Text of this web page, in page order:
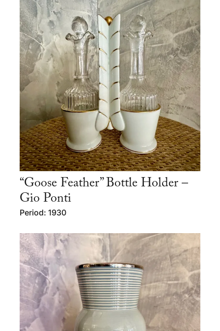
“Goose Feather” Bottle Holder –
Gio Ponti
Period: 1930